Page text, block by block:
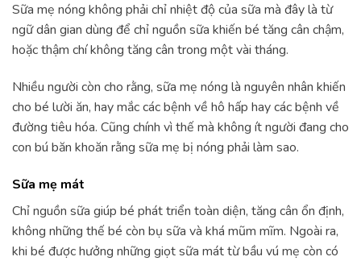
Sữa mẹ nóng không phải chỉ nhiệt độ của sữa mà đây là từ
ngữ dân gian dùng để chỉ nguồn sữa khiến bé tăng cân chậm,
hoặc thậm chí không tăng cân trong một vài tháng.
Nhiều người còn cho rằng, sữa mẹ nóng là nguyên nhân khiến
cho bé lười ăn, hay mắc các bệnh về hô hấp hay các bệnh về
đường tiêu hóa. Cũng chính vì thế mà không ít người đang cho
con bú băn khoăn rằng sữa mẹ bị nóng phải làm sao.
Sữa mẹ mát
Chỉ nguồn sữa giúp bé phát triển toàn diện, tăng cân ổn định,
không những thế bé còn bụ sữa và khá mũm mĩm. Ngoài ra,
khi bé được hưởng những giọt sữa mát từ bầu vú mẹ còn có